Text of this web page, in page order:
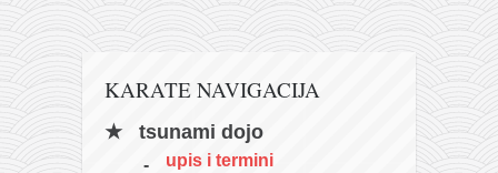
bonus sadržaj
Svetlopis
zakonopravilo
duhovni otac
KARATE NAVIGACIJA
tsunami dojo
upis i termini